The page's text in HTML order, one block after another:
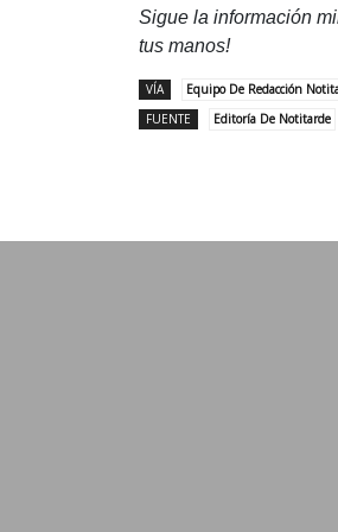
Sigue la información
tus manos!
VÍA
Equipo De Redacción
FUENTE
Editoría De Notitarde